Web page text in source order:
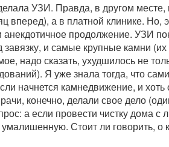
УЗИ. Правда, в другом
вперед), а в платной клинике. Но,
анекдотичное продолжение. УЗИ
и самые крупные камни
надо сказать, ухудшилось не
Я уже знала тогда, что
начнется камнедвижение, и
конечно, делали свое дело
а если провести чистку дома
умалишенную. Стоит ли говорить,